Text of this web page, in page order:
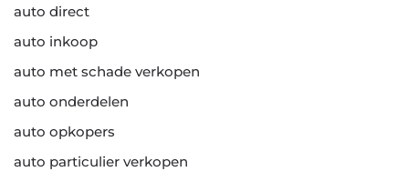
auto direct
auto inkoop
auto met schade verkopen
auto onderdelen
auto opkopers
auto particulier verkopen